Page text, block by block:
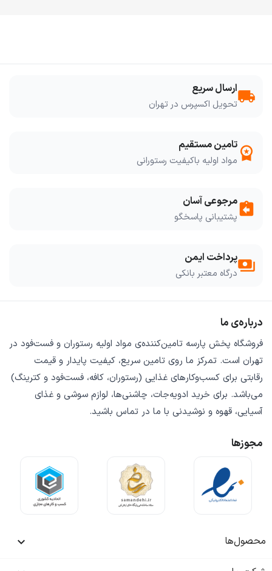
local_shippingارسال سریع
تحویل اکسپرس در تهران
workspace_premium تامین مستقیم
مواد اولیه باکیفیت رستورانی
assignment_returnمرجوعی آسان
پشتیبانی پاسخگو
paymentsپرداخت ایمن
درگاه معتبر بانکی
درباره‌ی ما
فروشگاه پخش پارسه تامین‌کننده‌ی مواد اولیه رستوران و فست‌فود در
تهران است. تمرکز ما روی تامین سریع، کیفیت پایدار و قیمت
رقابتی برای کسب‌وکارهای غذایی (رستوران، کافه، فست‌فود و کترینگ)
می‌باشد. برای خرید ادویه‌جات، چاشنی‌ها، لوازم سوشی و غذای
آسیایی، قهوه و نوشیدنی با ما در تماس باشید.
مجوزها
محصول‌ها 